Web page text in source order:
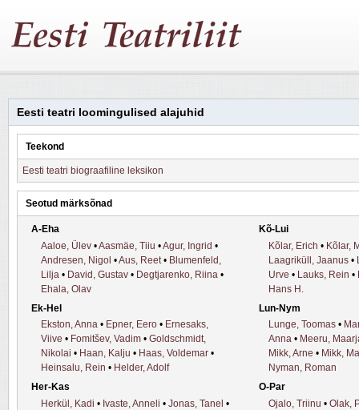
Eesti teatri loomingulised alajuhid
Teekond
Eesti teatri biograafiline leksikon
Seotud märksõnad
A-Eha
Aaloe, Ülev •Aasmäe, Tiiu •Agur, Ingrid •
Andresen, Nigol •Aus, Reet • Blumenfeld,
Lilja • David, Gustav • Degtjarenko, Riina •
Ehala, Olav
Ek-Hel
Ekston, Anna • Epner, Eero • Ernesaks,
Viive • Fomitšev, Vadim • Goldschmidt,
Nikolai • Haan, Kalju • Haas, Voldemar •
Heinsalu, Rein • Helder, Adolf
Her-Kas
Herkül, Kadi • Ivaste, Anneli • Jonas, Tanel •
Kõ-Lui
Kõlar, Erich • Kõlar,
Laagriküll, Jaanus •
Urve • Lauks, Rein •
Hans H.
Lun-Nym
Lunge, Toomas •
Anna • Meeru,
Mikk, Arne • Mikk,
Nyman, Roman
O-Par
Ojalo, Triinu • Olak,